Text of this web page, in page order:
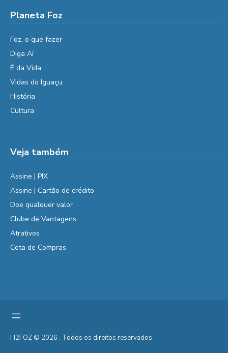
Planeta Foz
Foz, o que fazer
Diga Aí
É da Vida
Vidas do Iguaçu
História
Cultura
Veja também
Assine | PIX
Assine | Cartão de crédito
Doe qualquer valor
Clube de Vantagens
Atrativos
Cota de Compras
H2FOZ © 2026 . Todos os direitos reservados